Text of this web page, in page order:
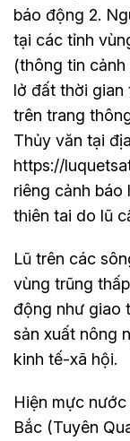
báo động 2.
tại các tỉnh
(thông tin
lở đất thời
trên trang
Thủy văn tại
https://
riêng cảnh báo
thiên tai do lũ
Lũ trên các
vùng trũng
động như giao
sản xuất nông
kinh tế-xã hội.
Hiện mực
Bắc (Tuyên